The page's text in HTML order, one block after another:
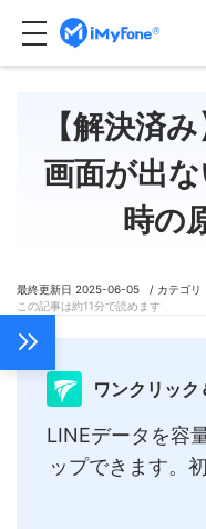
【解決済
画面が出
時の
最終更新日 2025-06-05 / カテゴリ
この記事は約11分で読めます
ワンクリッ
LINEデータを容
ップできます。